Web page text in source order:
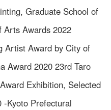
Graduate School of
Arts Awards 2022
Artist Award by City of
Award 2020 23rd Taro
Exhibition, Selected
-Kyoto Prefectural